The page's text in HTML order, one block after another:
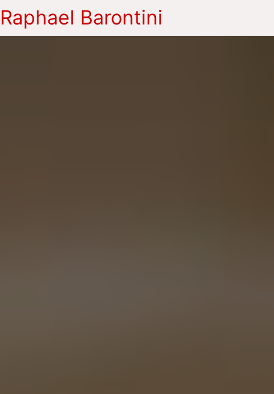
Raphael Barontini